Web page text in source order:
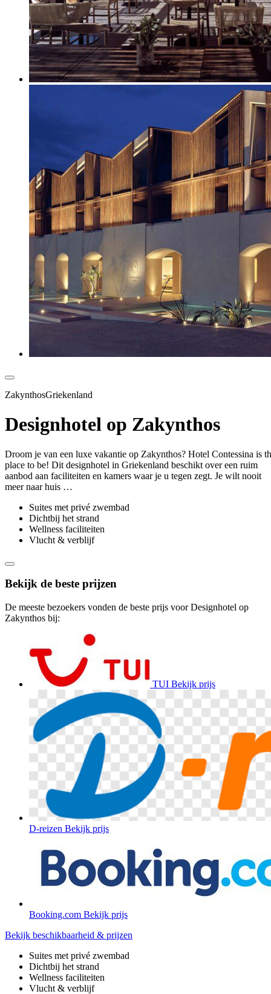
ZakynthosGriekenland
Designhotel op Zakynthos
Droom je van een luxe vakantie op Zakynthos? Hotel Contessina is
place to be! Dit designhotel in Griekenland beschikt over een ruim
aanbod aan faciliteiten en kamers waar je u tegen zegt. Je wilt nooit
meer naar huis …
Suites met privé zwembad
Dichtbij het strand
Wellness faciliteiten
Vlucht & verblijf
Bekijk de beste prijzen
De meeste bezoekers vonden de beste prijs voor Designhotel op
Zakynthos bij:
TUI Bekijk prijs
D-reizen Bekijk prijs
Booking.com Bekijk prijs
Bekijk beschikbaarheid & prijzen
Suites met privé zwembad
Dichtbij het strand
Wellness faciliteiten
Vlucht & verblijf